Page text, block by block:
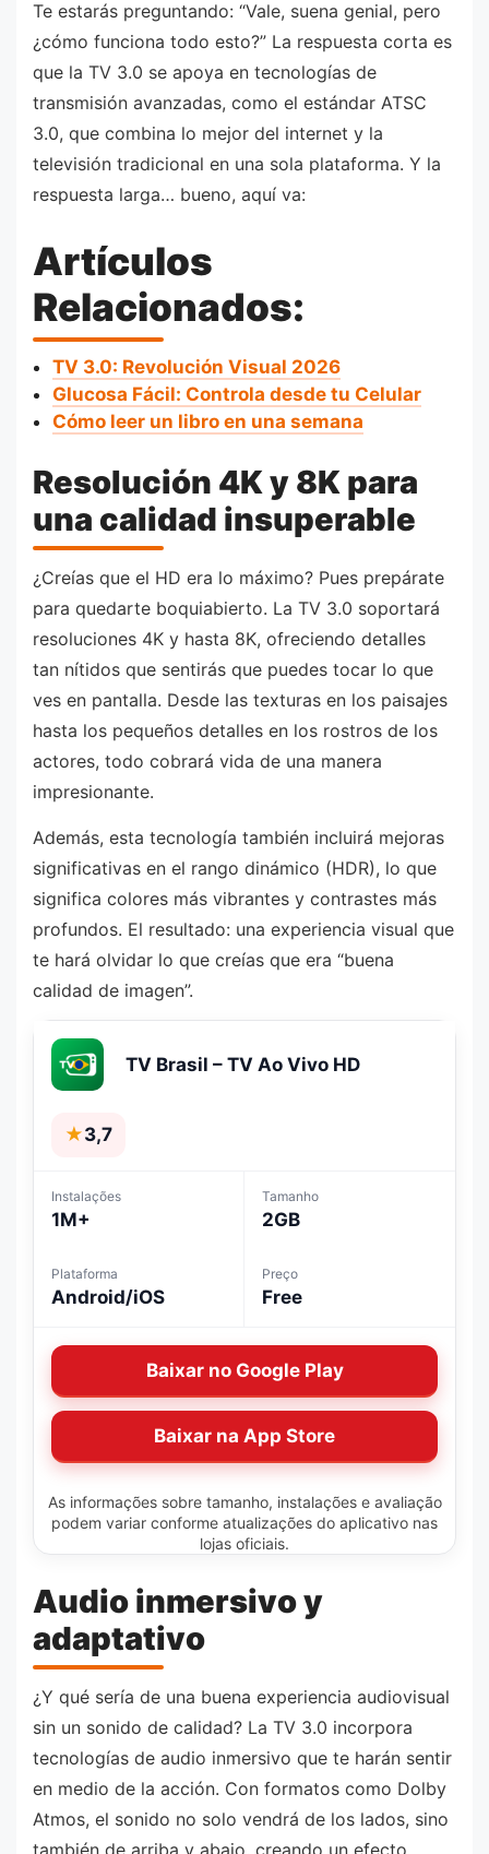
Te estarás preguntando: “Vale, suena genial, pero
¿cómo funciona todo esto?” La respuesta corta es
que la TV 3.0 se apoya en tecnologías de
transmisión avanzadas, como el estándar ATSC
3.0, que combina lo mejor del internet y la
televisión tradicional en una sola plataforma. Y la
respuesta larga… bueno, aquí va:
Artículos
Relacionados:
TV 3.0: Revolución Visual 2026
Glucosa Fácil: Controla desde tu Celular
Cómo leer un libro en una semana
Resolución 4K y 8K para
una calidad insuperable
¿Creías que el HD era lo máximo? Pues prepárate
para quedarte boquiabierto. La TV 3.0 soportará
resoluciones 4K y hasta 8K, ofreciendo detalles
tan nítidos que sentirás que puedes tocar lo que
ves en pantalla. Desde las texturas en los paisajes
hasta los pequeños detalles en los rostros de los
actores, todo cobrará vida de una manera
impresionante.
Además, esta tecnología también incluirá mejoras
significativas en el rango dinámico (HDR), lo que
significa colores más vibrantes y contrastes más
profundos. El resultado: una experiencia visual que
te hará olvidar lo que creías que era “buena
calidad de imagen”.
TV Brasil – TV Ao Vivo HD
★3,7
Instalações
1M+
Tamanho
2GB
Plataforma
Android/iOS
Preço
Free
Baixar no Google Play
Baixar na App Store
As informações sobre tamanho, instalações e avaliação
podem variar conforme atualizações do aplicativo nas
lojas oficiais.
Audio inmersivo y
adaptativo
¿Y qué sería de una buena experiencia audiovisual
sin un sonido de calidad? La TV 3.0 incorpora
tecnologías de audio inmersivo que te harán sentir
en medio de la acción. Con formatos como Dolby
Atmos, el sonido no solo vendrá de los lados, sino